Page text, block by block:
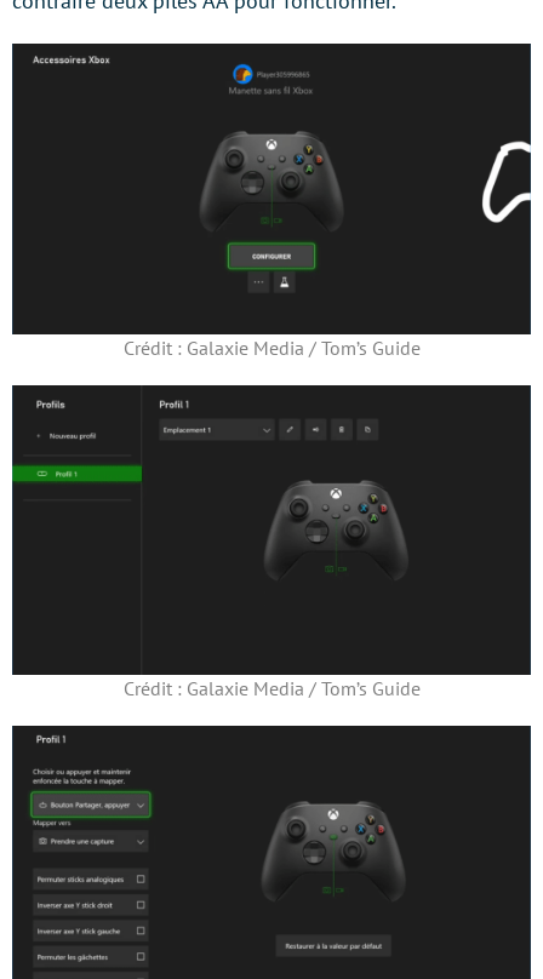
Crédit : Galaxie Media / Tom’s Guide
Crédit : Galaxie Media / Tom’s Guide